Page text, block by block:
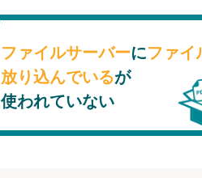
ファイルサーバーにファイ
放り込んでいるが
使われていない